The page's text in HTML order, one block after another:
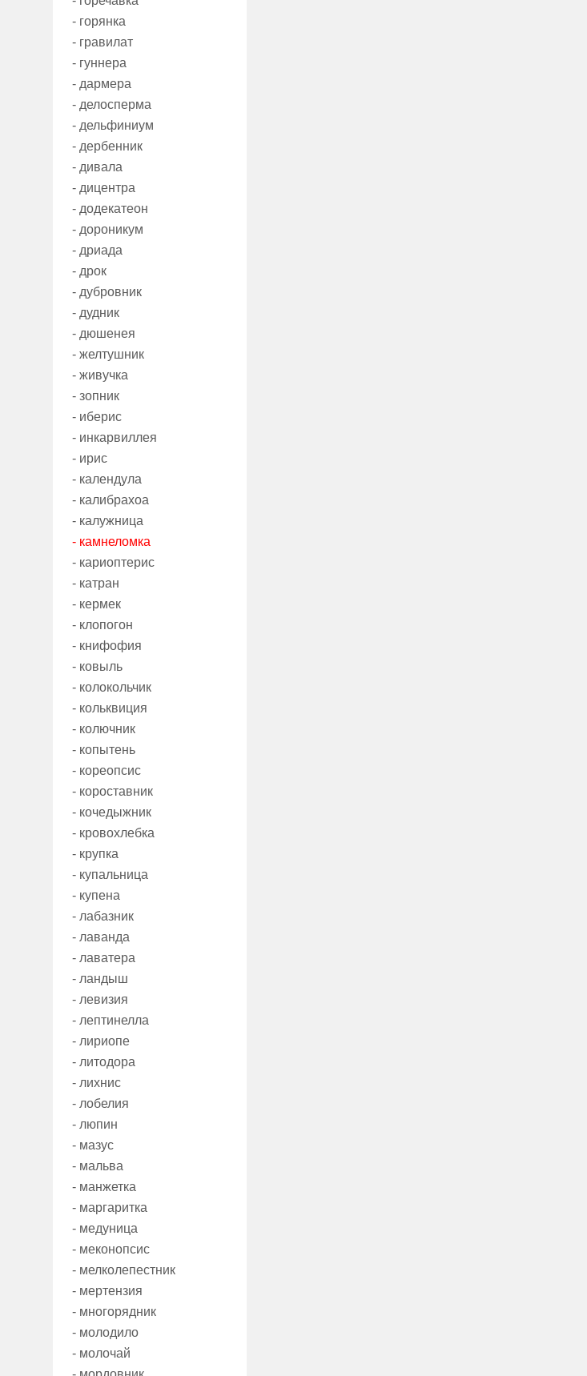
- горянка
- гравилат
- гуннера
- дармера
- делосперма
- дельфиниум
- дербенник
- дивала
- дицентра
- додекатеон
- дороникум
- дриада
- дрок
- дубровник
- дудник
- дюшенея
- желтушник
- живучка
- зопник
- иберис
- инкарвиллея
- ирис
- календула
- калибрахоа
- калужница
- камнеломка
- кариоптерис
- катран
- кермек
- клопогон
- книфофия
- ковыль
- колокольчик
- кольквиция
- колючник
- копытень
- кореопсис
- короставник
- кочедыжник
- кровохлебка
- крупка
- купальница
- купена
- лабазник
- лаванда
- лаватера
- ландыш
- левизия
- лептинелла
- лириопе
- литодора
- лихнис
- лобелия
- люпин
- мазус
- мальва
- манжетка
- маргаритка
- медуница
- меконопсис
- мелколепестник
- мертензия
- многорядник
- молодило
- молочай